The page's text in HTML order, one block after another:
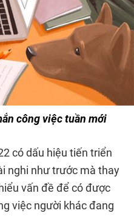
công việc tuần mới
có dấu hiệu tiến triển
nghi như trước mà thay
vấn đề để có được
việc người khác đang